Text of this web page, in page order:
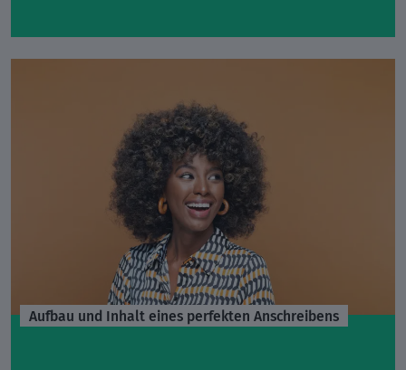
Aufbau und Inhalt eines perfekten Anschreibens